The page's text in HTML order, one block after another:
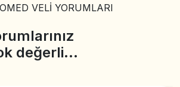
VELİ YORUMLARI
değerli…